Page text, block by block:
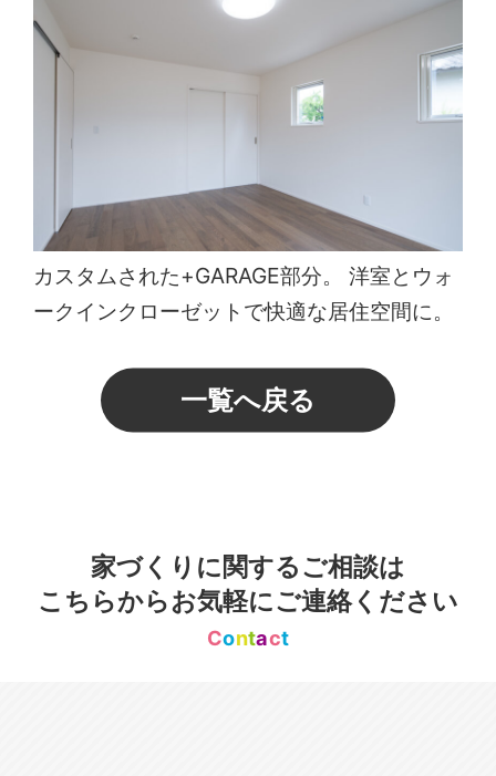
カスタムされた+GARAGE部分。 洋室とウォ
ークインクローゼットで快適な居住空間に。
一覧へ戻る
家づくりに関するご相談は
こちらからお気軽にご連絡ください
Contact